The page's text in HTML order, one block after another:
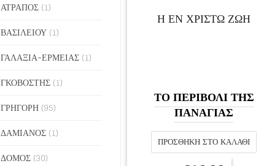
Η ΕΝ ΧΡΙΣΤΩ ΖΩΗ
ΤΟ ΠΕΡΙΒΟΛΙ ΤΗΣ
ΠΑΝΑΓΙΑΣ
ΠΡΟΣΘΉΚΗ ΣΤΟ ΚΑΛΆΘΙ
ΑΤΡΑΠΟΣ (1)
ΒΑΣΙΛΕΙΟΥ (1)
ΓΑΛΑΞΙΑ-ΕΡΜΕΙΑΣ (1)
ΓΚΟΒΟΣΤΗΣ (1)
ΓΡΗΓΟΡΗ (95)
ΔΑΜΙΑΝΟΣ (1)
ΔΟΜΟΣ (30)